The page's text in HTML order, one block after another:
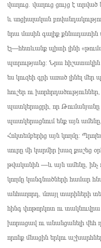
վաղուց. վաղուց ցույց է
և սոցիալական
նրա մասին գալիք քննադատին
էլ—հետևանք պիտի լինի
պտրությանց։ Նրա
ես կուզեի գրի առած լինել մեր
հուշեր ու
պատկերացրի, որ Թումանյանը
պատկերացնում ենք այն ամենը,
Հոկտեմբերից այն կողմը։
սուրը մի կարմիր խազ քաշեց
թվականին —և այն ամենը, ինչ
կողմը կանգնածների համար
անհաղորդ, մռայլ տարիների
հինգ փոթորկոտ ու
խորացավ ու անանցանելի
որոնք մնացին երկու